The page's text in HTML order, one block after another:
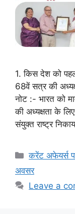
1. किस देश को
68वें सत्र की
नोट :- भारत को
की अध्यक्षता के
संयुक्त राष्ट्र
Categories
करेंट अफेयर्स
अवसर
Leave a